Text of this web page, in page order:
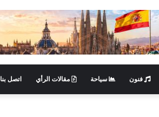
فنون سياحة مقالات الرأي اتصل بنا